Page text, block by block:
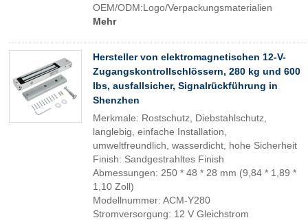
OEM/ODM:Logo/Verpackungsmaterialien
Mehr
Hersteller von elektromagnetischen 12-V-
Zugangskontrollschlössern, 280 kg und 600
lbs, ausfallsicher, Signalrückführung in
Shenzhen
Merkmale: Rostschutz, Diebstahlschutz,
langlebig, einfache Installation,
umweltfreundlich, wasserdicht, hohe Sicherheit
Finish: Sandgestrahltes Finish
Abmessungen: 250 * 48 * 28 mm (9,84 * 1,89 *
1,10 Zoll)
Modellnummer: ACM-Y280
Stromversorgung: 12 V Gleichstrom